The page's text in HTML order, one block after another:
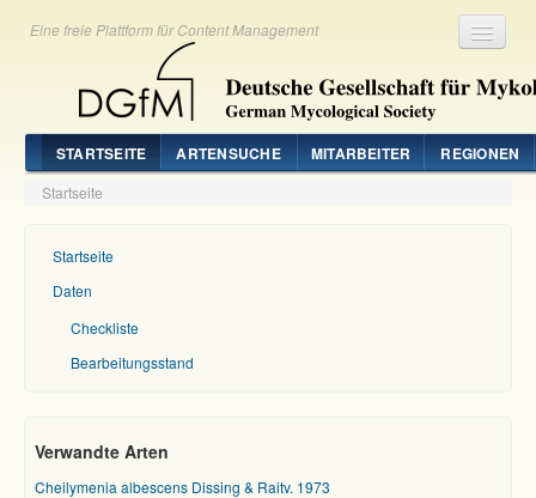
Eine freie Plattform für Content Management
STARTSEITE ARTENSUCHE MITARBEITER REGIONEN
Startseite
Startseite
Daten
Checkliste
Bearbeitungsstand
Verwandte Arten
Cheilymenia albescens Dissing & Raitv. 1973